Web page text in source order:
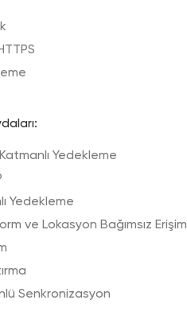
Yedekleme
Yedekleme
ve Lokasyon Bağımsız Erişim
Senkronizasyon